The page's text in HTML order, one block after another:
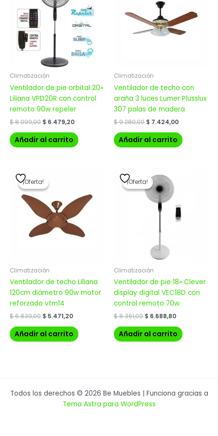
Climatización
Ventilador de pie orbital 20»
Liliana VPD20R con control
remoto 90w repeler
$8.099,00
$ 8.099,00.
$ 6.479,20
$ 6.479,20.
Añadir al carrito
Climatización
Ventilador de techo con
araña 3 luces Lumer Plusslux
307 palas de madera
$9.280,00
$ 9.280,00.
$ 7.424,00
Añadir al carrito
¡Oferta!
¡Oferta!
Climatización
Ventilador de techo Liliana
120cm diámetro 90w motor
reforzado vtm14
$6.839,00
precio
original
era:
$ 6.839,00.
$ 5.471,20
$ 5.471,20.
Añadir al carrito
¡Oferta!
¡Oferta!
Climatización
Ventilador de pie 18» Clever
display digital VEC18D con
control remoto 70w
$8.361,00
precio
original
era:
$ 8.361,00.
$ 6.688,80
Añadir al carrito
Todos los derechos © 2026 Be Muebles | Funciona gracias a
Tema Astra para WordPress